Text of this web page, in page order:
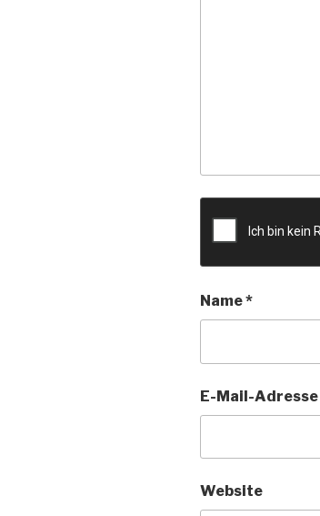
Name*
E-Mail-Adresse
Website